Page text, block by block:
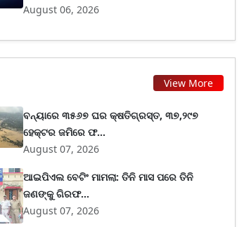
August 06, 2026
View More
ବନ୍ୟାରେ ୩୫୬୭ ଘର କ୍ଷତିଗ୍ରସ୍ତ, ୩୭,୨୯୭
ହେକ୍ଟର ଜମିରେ ଫ...
August 07, 2026
ଆଇପିଏଲ ବେଟିଂ ମାମଲା: ତିନି ମାସ ପରେ ତିନି
ଜଣଙ୍କୁ ଗିରଫ...
August 07, 2026